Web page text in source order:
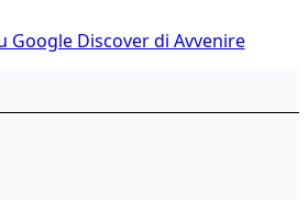
Google Discover di Avvenire